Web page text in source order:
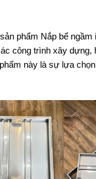
phẩm Nắp bể
công trình xây
này là sự lựa